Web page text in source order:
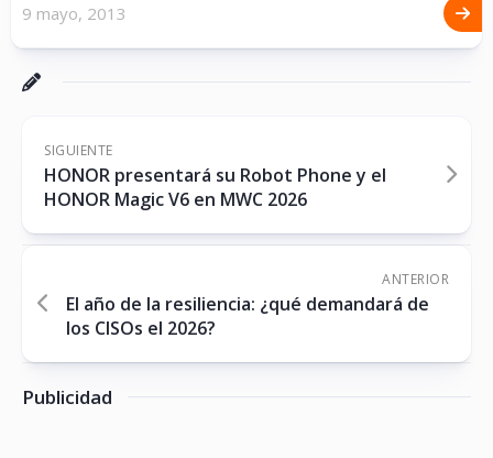
9 mayo, 2013
SIGUIENTE
HONOR presentará su Robot Phone y el
HONOR Magic V6 en MWC 2026
ANTERIOR
El año de la resiliencia: ¿qué demandará de
los CISOs el 2026?
Publicidad